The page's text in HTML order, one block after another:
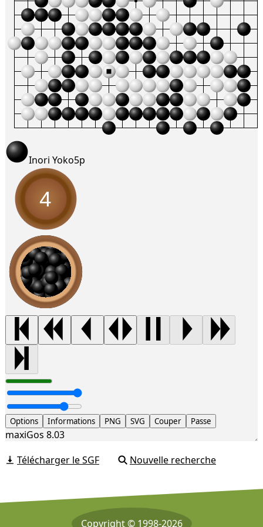
Inori Yoko5p
4
Options Informations PNG SVG Couper Passe
maxiGos 8.03
Télécharger le SGF
Nouvelle recherche
Copyright © 1998-2026